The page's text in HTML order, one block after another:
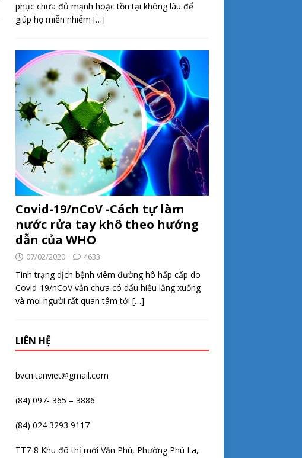
phục chưa đủ mạnh hoặc tồn tại không lâu để
giúp họ miễn nhiễm […]
Covid-19/nCoV -Cách tự làm
nước rửa tay khô theo hướng
dẫn của WHO
07/02/2020 4633
Tình trạng dịch bệnh viêm đường hô hấp cấp do
Covid-19/nCoV vẫn chưa có dấu hiệu lắng xuống
và mọi người rất quan tâm tới […]
LIÊN HỆ
bvcn.tanviet@gmail.com
(84) 097- 365 – 3886
(84) 024 3293 9117
TT7-8 Khu đô thị mới Văn Phú, Phường Phú La,